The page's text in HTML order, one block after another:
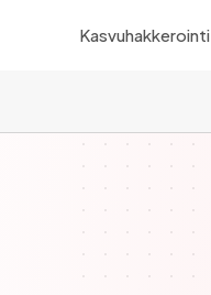
Kasvuhakkerointi